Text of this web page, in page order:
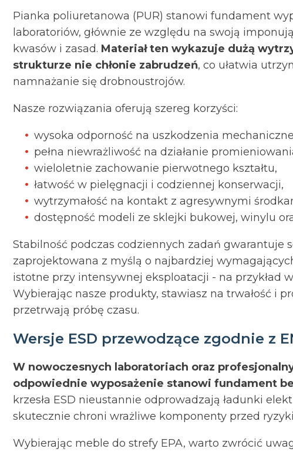
Pianka poliuretanowa (PUR) stanowi fundament
laboratoriów, głównie ze względu na swoją
kwasów i zasad. Materiał ten wykazuje dużą
strukturze nie chłonie zabrudzeń, co ułatwia
namnażanie się drobnoustrojów.
Nasze rozwiązania oferują szereg korzyści:
wysoka odporność na uszkodzenia
pełna niewrażliwość na działanie
wieloletnie zachowanie pierwotnego kształtu,
łatwość w pielęgnacji i codziennej konserwacji,
wytrzymałość na kontakt z agresywnymi
dostępność modeli ze sklejki bukowej, winylu
Stabilność podczas codziennych zadań gwarantuje
zaprojektowana z myślą o najbardziej
istotne przy intensywnej eksploatacji - na przykład
Wybierając nasze produkty, stawiasz na trwałość i
przetrwają próbę czasu.
Wersje ESD przewodzące zgodnie z
W nowoczesnych laboratoriach oraz
odpowiednie wyposażenie stanowi fundament
krzesła ESD nieustannie odprowadzają ładunki
skutecznie chroni wrażliwe komponenty przed
Wybierając meble do strefy EPA, warto zwrócić